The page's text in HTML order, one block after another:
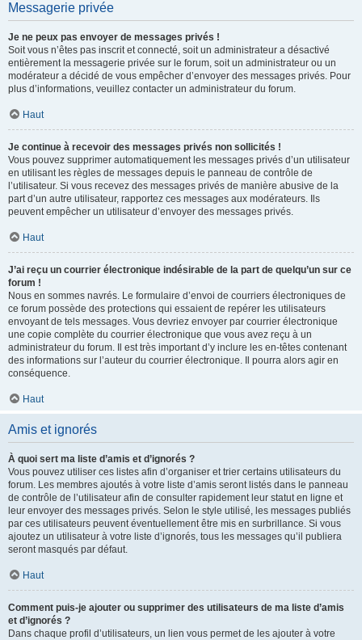
Messagerie privée
Je ne peux pas envoyer de messages privés !
Soit vous n’êtes pas inscrit et connecté, soit un administrateur a désactivé
entièrement la messagerie privée sur le forum, soit un administrateur ou un
modérateur a décidé de vous empêcher d’envoyer des messages privés. Pour
plus d’informations, veuillez contacter un administrateur du forum.
Haut
Je continue à recevoir des messages privés non sollicités !
Vous pouvez supprimer automatiquement les messages privés d’un utilisateur
en utilisant les règles de messages depuis le panneau de contrôle de
l’utilisateur. Si vous recevez des messages privés de manière abusive de la
part d’un autre utilisateur, rapportez ces messages aux modérateurs. Ils
peuvent empêcher un utilisateur d’envoyer des messages privés.
Haut
J’ai reçu un courrier électronique indésirable de la part de quelqu’un sur ce
forum !
Nous en sommes navrés. Le formulaire d’envoi de courriers électroniques de
ce forum possède des protections qui essaient de repérer les utilisateurs
envoyant de tels messages. Vous devriez envoyer par courrier électronique
une copie complète du courrier électronique que vous avez reçu à un
administrateur du forum. Il est très important d’y inclure les en-têtes contenant
des informations sur l’auteur du courrier électronique. Il pourra alors agir en
conséquence.
Haut
Amis et ignorés
À quoi sert ma liste d’amis et d’ignorés ?
Vous pouvez utiliser ces listes afin d’organiser et trier certains utilisateurs du
forum. Les membres ajoutés à votre liste d’amis seront listés dans le panneau
de contrôle de l’utilisateur afin de consulter rapidement leur statut en ligne et
leur envoyer des messages privés. Selon le style utilisé, les messages publiés
par ces utilisateurs peuvent éventuellement être mis en surbrillance. Si vous
ajoutez un utilisateur à votre liste d’ignorés, tous les messages qu’il publiera
seront masqués par défaut.
Haut
Comment puis-je ajouter ou supprimer des utilisateurs de ma liste d’amis
et d’ignorés ?
Dans chaque profil d’utilisateurs, un lien vous permet de les ajouter à votre